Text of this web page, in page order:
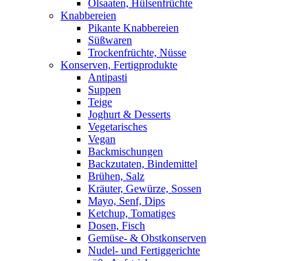
Ölsaaten, Hülsenfrüchte
Knabbereien
Pikante Knabbereien
Süßwaren
Trockenfrüchte, Nüsse
Konserven, Fertigprodukte
Antipasti
Suppen
Teige
Joghurt & Desserts
Vegetarisches
Vegan
Backmischungen
Backzutaten, Bindemittel
Brühen, Salz
Kräuter, Gewürze, Sossen
Mayo, Senf, Dips
Ketchup, Tomatiges
Dosen, Fisch
Gemüse- & Obstkonserven
Nudel- und Fertiggerichte